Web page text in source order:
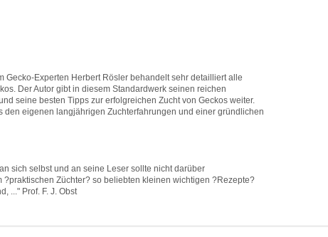
Gecko-Experten Herbert Rösler behandelt sehr detailliert alle
Der Autor gibt in diesem Standardwerk seinen reichen
seine besten Tipps zur erfolgreichen Zucht von Geckos weiter.
den eigenen langjährigen Zuchterfahrungen und einer gründlichen
sich selbst und an seine Leser sollte nicht darüber
?praktischen Züchter? so beliebten kleinen wichtigen ?Rezepte?
..." Prof. F. J. Obst